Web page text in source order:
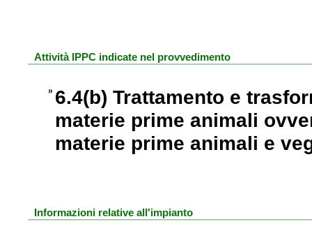
Attività IPPC indicate nel provvedimento
6.4(b) Trattamento e
materie prime animali
materie prime animali e
Informazioni relative all'impianto